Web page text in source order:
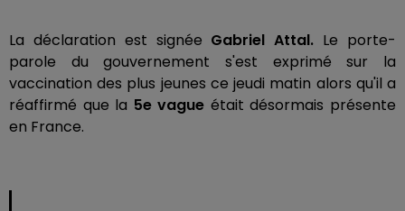
La déclaration est signée Gabriel Attal. Le porte-
parole du gouvernement s'est exprimé sur la
vaccination des plus jeunes ce jeudi matin alors qu'il a
réaffirmé que la 5e vague était désormais présente
en France.